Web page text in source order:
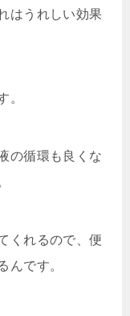
はうれしい効果
。
の循環も良くな
くれるので、便
んです。